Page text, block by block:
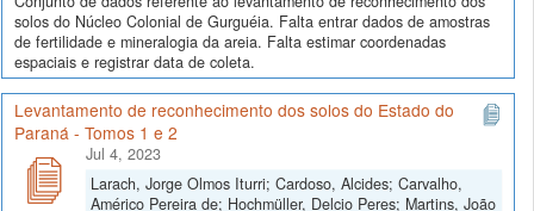
solos do Núcleo Colonial de Gurguéia. Falta entrar dados de amostras
de fertilidade e mineralogia da areia. Falta estimar coordenadas
espaciais e registrar data de coleta.
Levantamento de reconhecimento dos solos do Estado do
Paraná - Tomos 1 e 2
Jul 4, 2023
Larach, Jorge Olmos Iturri; Cardoso, Alcides; Carvalho,
Américo Pereira de; Hochmüller, Delcio Peres; Martins, João